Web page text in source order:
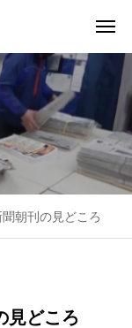
朝刊の見どころ
見どころ